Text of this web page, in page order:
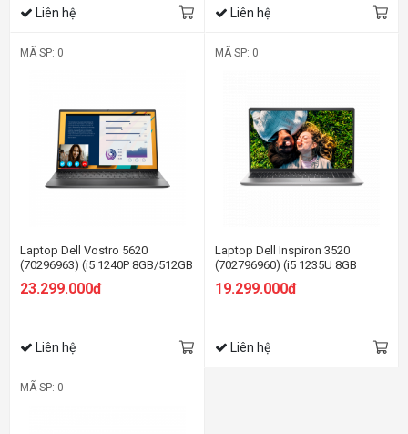
Liên hệ Liên hệ
MÃ SP: 0
Laptop Dell Vostro 5620
(70296963) (i5 1240P 8GB/512GB
SSD/MX570
2GB/16.0FHD+/Win11/OfficeHS21/Xám)
23.299.000đ
Liên hệ
MÃ SP: 0
Laptop Dell Inspiron 3520
(702796960) (i5 1235U 8GB
RAM/512GB SSD/MX550
2G/15.6 inch
19.299.000đ
Liên hệ
MÃ SP: 0